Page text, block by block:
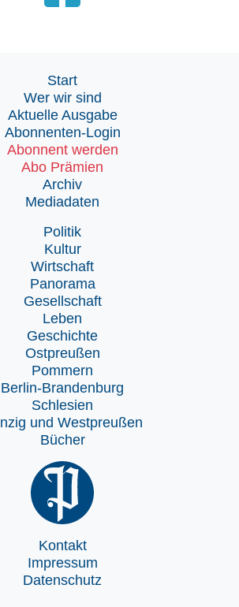
Start
Wer wir sind
Aktuelle Ausgabe
Abonnenten-Login
Abonnent werden
Abo Prämien
Archiv
Mediadaten
Politik
Kultur
Wirtschaft
Panorama
Gesellschaft
Leben
Geschichte
Ostpreußen
Pommern
Berlin-Brandenburg
Schlesien
und Westpreußen
Bücher
Kontakt
Impressum
Datenschutz